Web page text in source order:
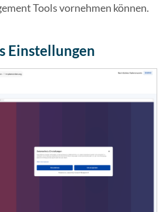
Tools vornehmen können.
Einstellungen